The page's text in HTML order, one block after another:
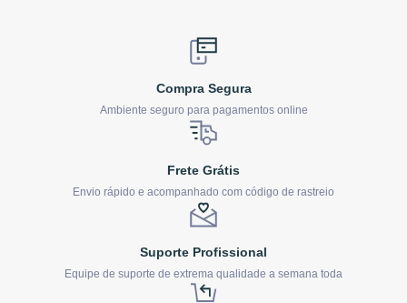
Compra Segura
Ambiente seguro para pagamentos online
Frete Grátis
Envio rápido e acompanhado com código de rastreio
Suporte Profissional
Equipe de suporte de extrema qualidade a semana toda